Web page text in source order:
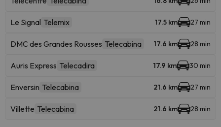
Le Signal Telemix 17.5 km 27 min
DMC des Grandes Rousses Telecabina 17.6 km 28 min
Auris Express Telecadira 17.9 km 30 min
Enversin Telecabina 21.6 km 27 min
Villette Telecabina 21.6 km 28 min